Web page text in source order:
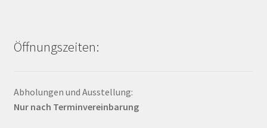
Öffnungszeiten:
Abholungen und Ausstellung:
Nur nach Terminvereinbarung